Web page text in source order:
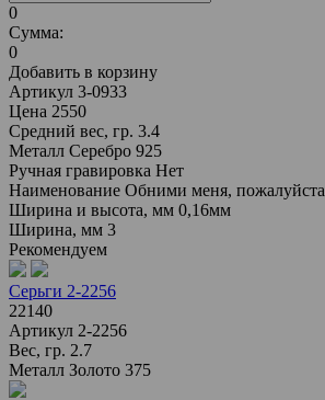
0
Сумма:
0
Добавить в корзину
Артикул 3-0933
Цена 2550
Средний вес, гр. 3.4
Металл Серебро 925
Ручная гравировка Нет
Наименование Обними меня, пожалуйста
Ширина и высота, мм 0,16мм
Ширина, мм 3
Рекомендуем
Серьги 2-2256
22140
Артикул 2-2256
Вес, гр. 2.7
Металл Золото 375